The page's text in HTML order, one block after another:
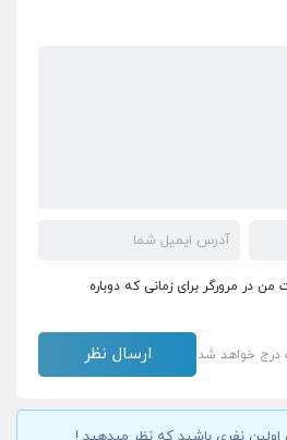
در مرورگر برای زمانی که دوباره
درج خواهد شد